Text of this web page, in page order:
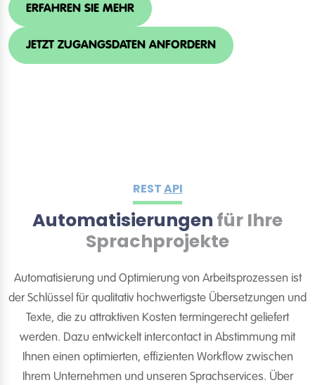
ERFAHREN SIE MEHR
JETZT ZUGANGSDATEN ANFORDERN
RESTAPI
Automatisierungen für Ihre
Sprachprojekte
Automatisierung und Optimierung von Arbeitsprozessen ist
der Schlüssel für qualitativ hochwertigste Übersetzungen und
Texte, die zu attraktiven Kosten termingerecht geliefert
werden. Dazu entwickelt intercontact in Abstimmung mit
Ihnen einen optimierten, effizienten Workflow zwischen
Ihrem Unternehmen und unseren Sprachservices. Über